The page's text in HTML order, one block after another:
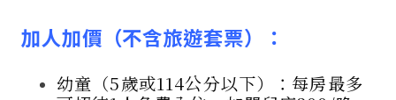
加人加價（不含旅遊套票）：
幼童（5歲或114公分以下）：每房最多